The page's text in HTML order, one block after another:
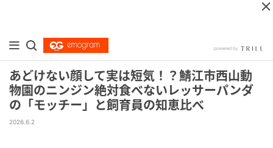
あどけない顔して実は短気！？鯖江市西山動
物園のニンジン絶対食べないレッサーパンダ
の「モッチー」と飼育員の知恵比べ
2026.6.2